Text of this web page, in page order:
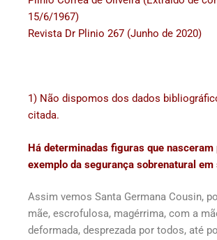
15/6/1967)
Revista Dr Plinio 267 (Junho de 2020)
1) Não dispomos dos dados
citada.
Há determinadas figuras que nasceram
exemplo da segurança sobrenatural
Assim vemos Santa Germana Cousin,
mãe, escrofulosa, magérrima, com a
deformada, desprezada por todos, até